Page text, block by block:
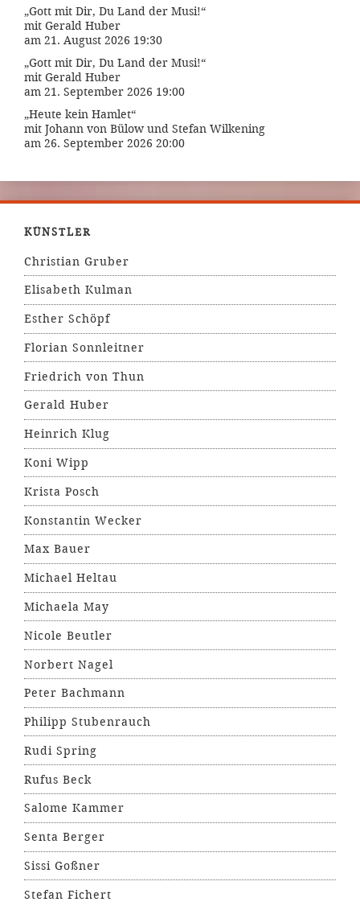
„Gott mit Dir, Du Land der Musi!“
mit Gerald Huber
am 21. August 2026 19:30
„Gott mit Dir, Du Land der Musi!“
mit Gerald Huber
am 21. September 2026 19:00
„Heute kein Hamlet“
mit Johann von Bülow und Stefan Wilkening
am 26. September 2026 20:00
KÜNSTLER
Christian Gruber
Elisabeth Kulman
Esther Schöpf
Florian Sonnleitner
Friedrich von Thun
Gerald Huber
Heinrich Klug
Koni Wipp
Krista Posch
Konstantin Wecker
Max Bauer
Michael Heltau
Michaela May
Nicole Beutler
Norbert Nagel
Peter Bachmann
Philipp Stubenrauch
Rudi Spring
Rufus Beck
Salome Kammer
Senta Berger
Sissi Goßner
Stefan Fichert